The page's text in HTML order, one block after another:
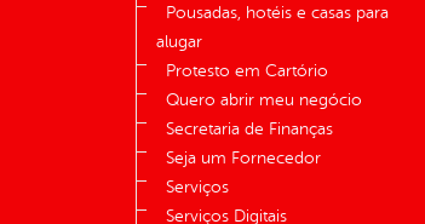
Pousadas, hotéis e casas para
alugar
Protesto em Cartório
Quero abrir meu negócio
Secretaria de Finanças
Seja um Fornecedor
Serviços
Serviços Digitais